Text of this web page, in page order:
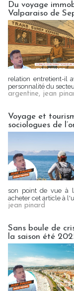
Du voyage
Valparaiso de
relation entretient-il
personnalité du
argentine, jean
Voyage et
sociologues de
son point de vue à
acheter cet article à
jean pinard
Sans boule de
la saison été